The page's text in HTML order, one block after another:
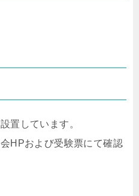
置しています。
HPおよび受験票にて確認